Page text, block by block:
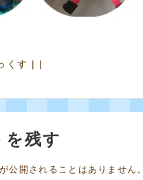
くす | |
を残す
公開されることはありません。